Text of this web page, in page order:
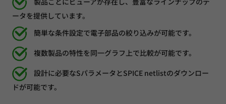
ータを提供しています。
簡単な条件設定で電子部品の絞り込みが可能です。
複数製品の特性を同一グラフ上で比較が可能です。
設計に必要なSパラメータとSPICE netlistのダウンロー
ドが可能です。